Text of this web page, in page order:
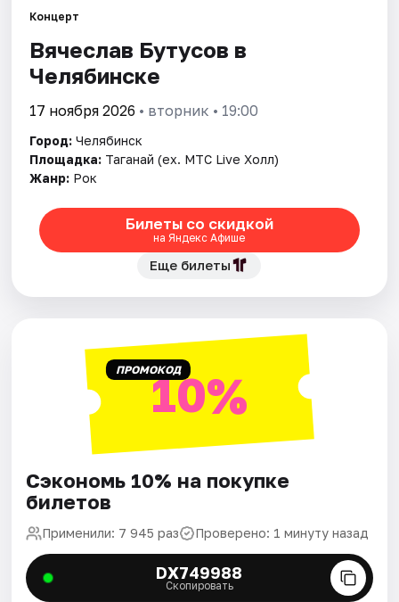
Города
Площадки
Рейтинги
Концерт
Вячеслав Бутусов в
Челябинске
17 ноября 2026 • вторник • 19:00
Город: Челябинск
Площадка: Таганай (ex. МТС Live Холл)
Жанр: Рок
Билеты со скидкой
на Яндекс Афише
Еще билеты
ПРОМОКОД10%
Сэкономь 10% на покупке
билетов
Применили: 7 945 раз Проверено: 1 минуту назад
DX749988
Скопировать